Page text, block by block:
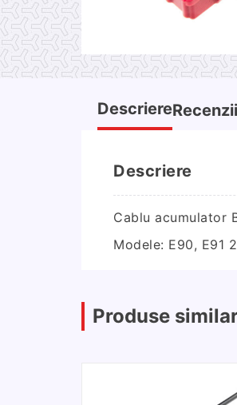
Descriere
Descriere
Cablu acumulator
Modele: E90, E91
Produse